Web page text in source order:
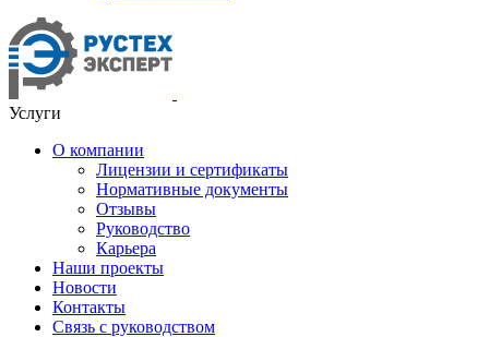
Услуги
О компании
Лицензии и сертификаты
Нормативные документы
Отзывы
Руководство
Карьера
Наши проекты
Новости
Контакты
Связь с руководством